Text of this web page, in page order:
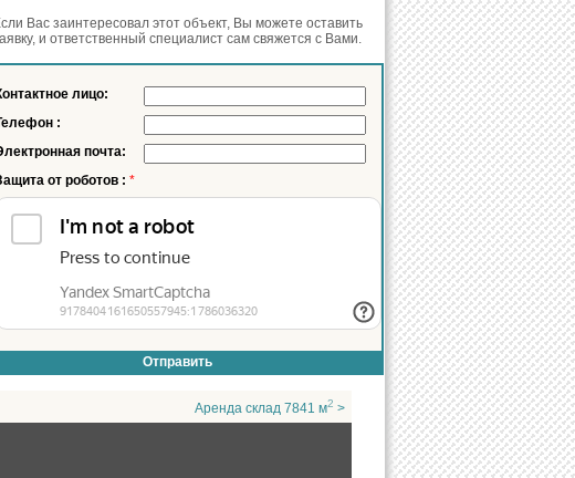
Вас заинтересовал этот объект, Вы можете оставить
и ответственный специалист сам свяжется с Вами.
лицо:
:
почта:
от роботов : *
Аренда склад 7841 м2 >